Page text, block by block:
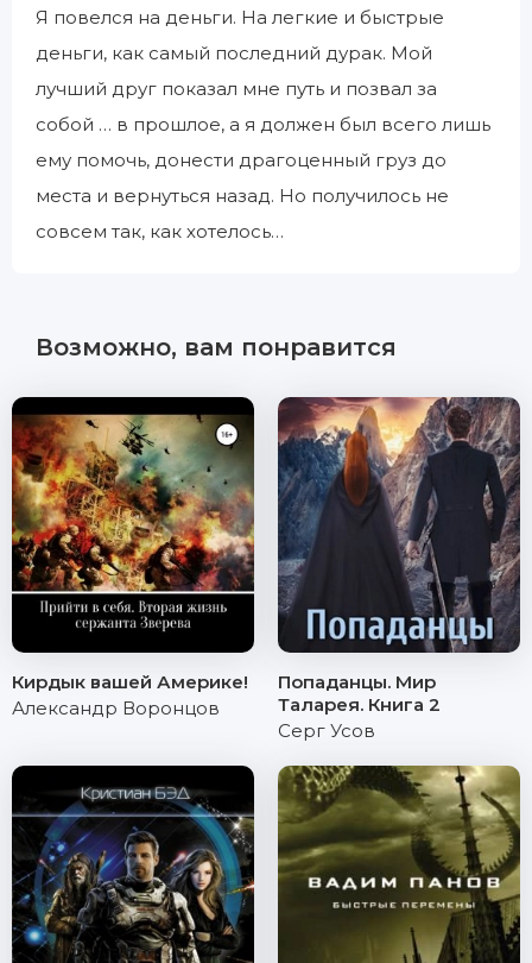
Я повелся на деньги. На легкие и быстрые
деньги, как самый последний дурак. Мой
лучший друг показал мне путь и позвал за
собой … в прошлое, а я должен был всего лишь
ему помочь, донести драгоценный груз до
места и вернуться назад. Но получилось не
совсем так, как хотелось…
Возможно, вам понравится
Кирдык вашей Америке!
Александр Воронцов
Попаданцы. Мир
Таларея. Книга 2
Серг Усов